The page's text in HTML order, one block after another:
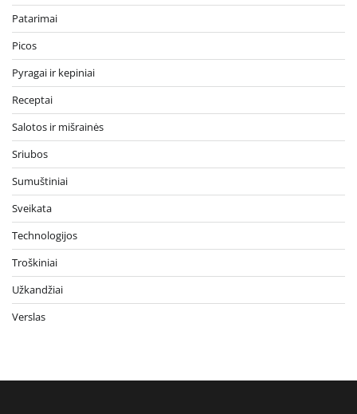
Patarimai
Picos
Pyragai ir kepiniai
Receptai
Salotos ir mišrainės
Sriubos
Sumuštiniai
Sveikata
Technologijos
Troškiniai
Užkandžiai
Verslas